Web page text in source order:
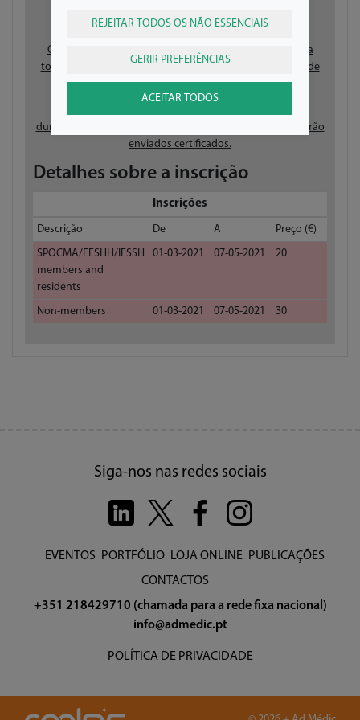
Os certificados de participação são enviados via e-mail a
todos os participantes nos 15 dias consequentes à data de
realização do evento.
durante 30 dias após o evento. A partir desta data não serão
enviados certificados.
Detalhes sobre a inscrição
Inscrições
Descrição De A
Preço (€)
SPOCMA/FESHH/IFSSH
members and
residents
01-03-2021 07-05-2021 20
Non-members 01-03-2021 07-05-2021 30
Siga-nos nas redes sociais
EVENTOS PORTFÓLIO LOJA ONLINE PUBLICAÇÕES
CONTACTOS
+351 218429710 (chamada para a rede fixa nacional)
info@admedic.pt
POLÍTICA DE PRIVACIDADE
REJEITAR TODOS OS NÃO ESSENCIAIS
GERIR PREFERÊNCIAS
ACEITAR TODOS